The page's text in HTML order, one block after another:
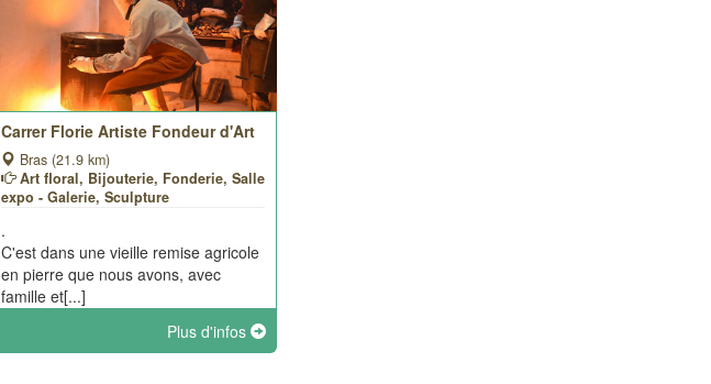
Carrer Florie Artiste Fondeur d'Art
Bras (21.9 km)
Art floral, Bijouterie, Fonderie, Salle
expo - Galerie, Sculpture
.
C'est dans une vieille remise agricole
en pierre que nous avons, avec
famille et[...]
Plus d'infos